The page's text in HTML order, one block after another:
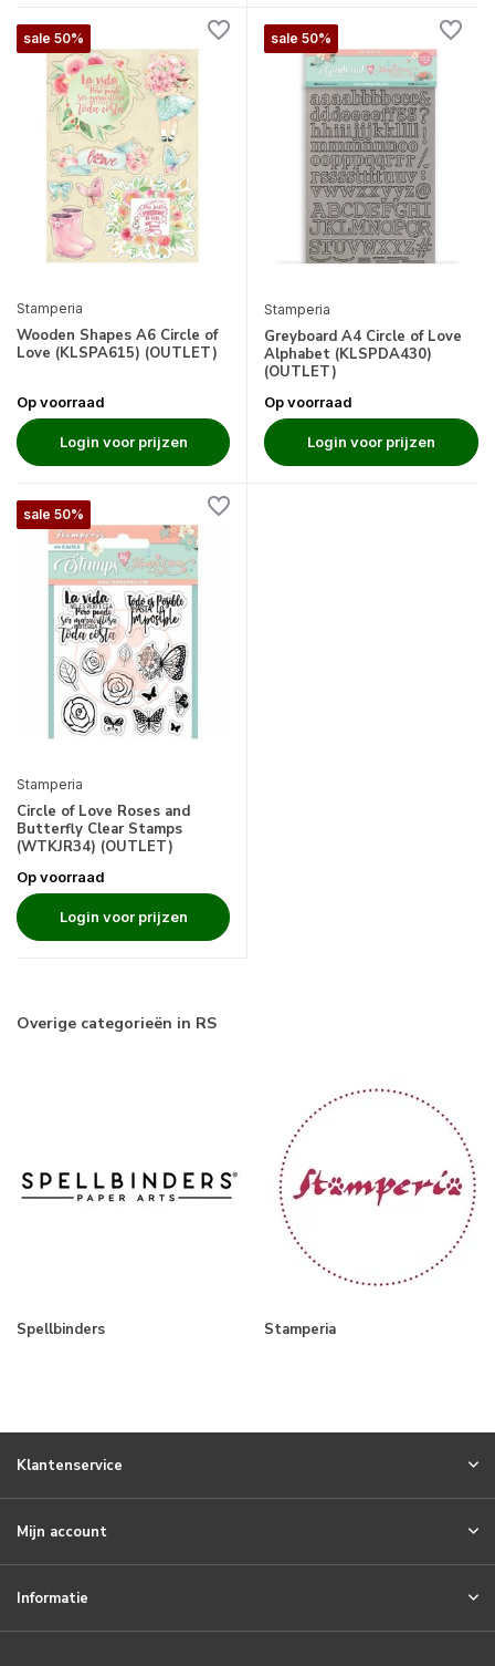
sale 50%
Stamperia
Wooden Shapes A6 Circle of
Love (KLSPA615) (OUTLET)
Op voorraad
Login voor prijzen
sale 50%
Stamperia
Greyboard A4 Circle of Love
Alphabet (KLSPDA430)
(OUTLET)
Op voorraad
Login voor prijzen
sale 50%
Stamperia
Circle of Love Roses and
Butterfly Clear Stamps
(WTKJR34) (OUTLET)
Op voorraad
Login voor prijzen
Overige categorieën in RS
Spellbinders Stamperia
Klantenservice
Mijn account
Informatie